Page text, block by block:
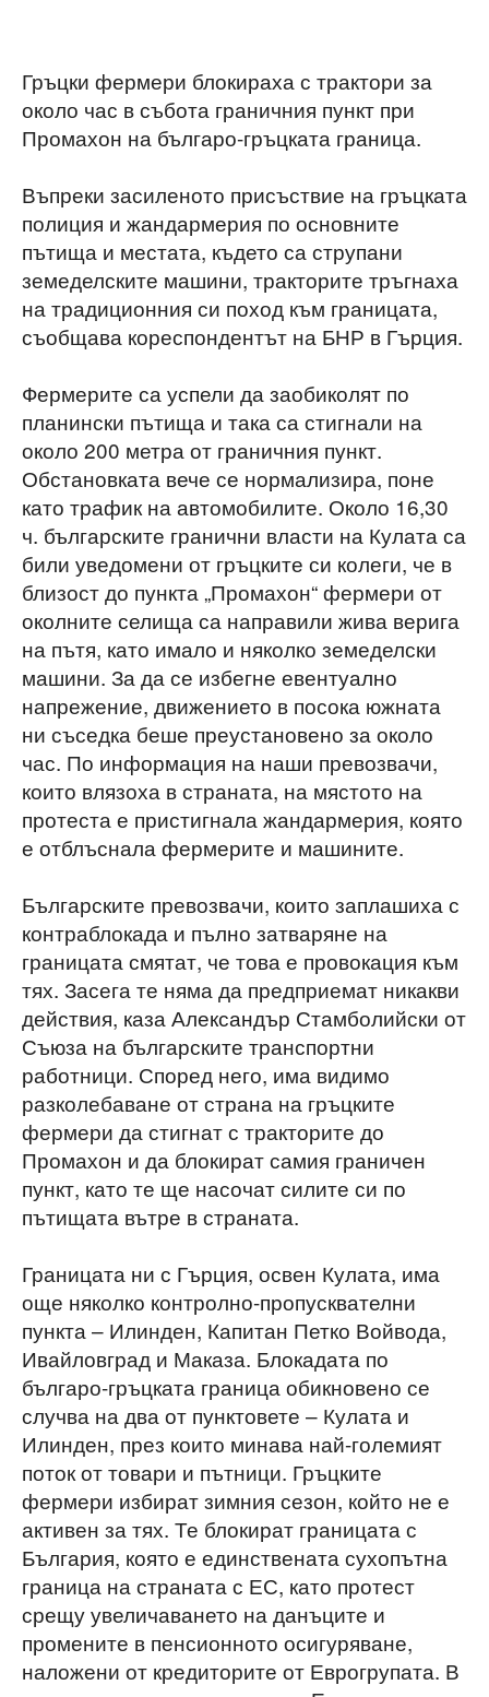
Гръцки фермери блокираха с трактори за
около час в събота граничния пункт при
Промахон на българо-гръцката граница.
Въпреки засиленото присъствие на гръцката
полиция и жандармерия по основните
пътища и местата, където са струпани
земеделските машини, тракторите тръгнаха
на традиционния си поход към границата,
съобщава кореспондентът на БНР в Гърция.
Фермерите са успели да заобиколят по
планински пътища и така са стигнали на
около 200 метра от граничния пункт.
Обстановката вече се нормализира, поне
като трафик на автомобилите. Около 16,30
ч. българските гранични власти на Кулата са
били уведомени от гръцките си колеги, че в
близост до пункта „Промахон“ фермери от
околните селища са направили жива верига
на пътя, като имало и няколко земеделски
машини. За да се избегне евентуално
напрежение, движението в посока южната
ни съседка беше преустановено за около
час. По информация на наши превозвачи,
които влязоха в страната, на мястото на
протеста е пристигнала жандармерия, която
е отблъснала фермерите и машините.
Българските превозвачи, които заплашиха с
контраблокада и пълно затваряне на
границата смятат, че това е провокация към
тях. Засега те няма да предприемат никакви
действия, каза Александър Стамболийски от
Съюза на българските транспортни
работници. Според него, има видимо
разколебаване от страна на гръцките
фермери да стигнат с тракторите до
Промахон и да блокират самия граничен
пункт, като те ще насочат силите си по
пътищата вътре в страната.
Границата ни с Гърция, освен Кулата, има
още няколко контролно-пропусквателни
пункта – Илинден, Капитан Петко Войвода,
Ивайловград и Маказа. Блокадата по
българо-гръцката граница обикновено се
случва на два от пунктовете – Кулата и
Илинден, през които минава най-големият
поток от товари и пътници. Гръцките
фермери избират зимния сезон, който не е
активен за тях. Те блокират границата с
България, която е единствената сухопътна
граница на страната с ЕС, като протест
срещу увеличаването на данъците и
промените в пенсионното осигуряване,
наложени от кредиторите от Еврогрупата. В